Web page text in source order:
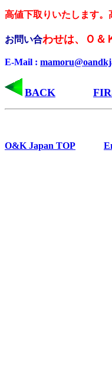
高値下取りいたします。
お問い合わせは、Ｏ＆
E-Mail :
BACK
O&K Japan TOP